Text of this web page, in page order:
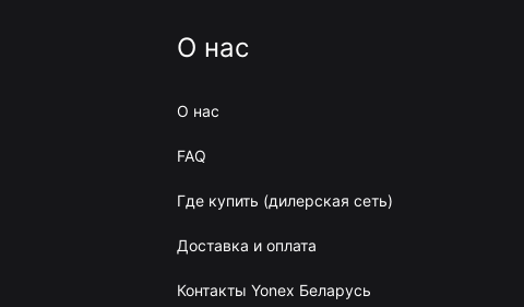
О нас
О нас
FAQ
Где купить (дилерская сеть)
Доставка и оплата
Контакты Yonex Беларусь